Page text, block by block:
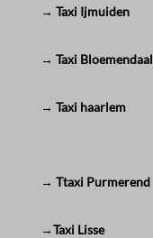
→ Taxi Ijmuiden
→ Taxi Bloemendaal
→ Taxi haarlem
→ Ttaxi Purmerend
→Taxi Lisse